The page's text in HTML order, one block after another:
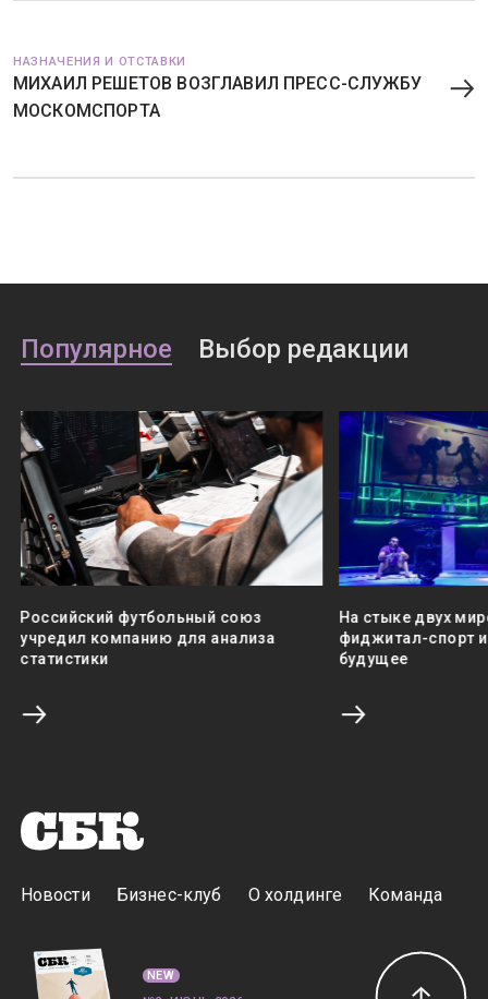
НАЗНАЧЕНИЯ И ОТСТАВКИ
МИХАИЛ РЕШЕТОВ ВОЗГЛАВИЛ ПРЕСС-СЛУЖБУ
МОСКОМСПОРТА
Популярное Выбор редакции
Российский футбольный союз
учредил компанию для анализа
статистики
На стыке двух
фиджитал-спорт
будущее
Новости Бизнес-клуб О холдинге Команда
NEW